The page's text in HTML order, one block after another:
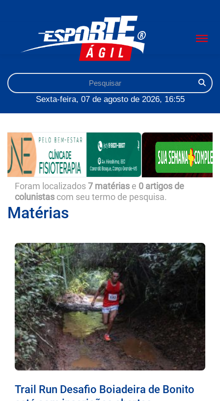
Sexta-feira, 07 de agosto de 2026, 16:55
Foram localizados 7 matérias e 0 artigos de
colunistas com seu termo de pesquisa.
Matérias
Trail Run Desafio Boiadeira de Bonito